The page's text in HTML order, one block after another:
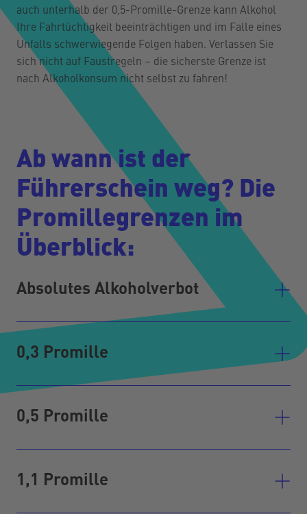
auch unterhalb der 0,5-Promille-Grenze kann Alkohol
Ihre Fahrtüchtigkeit beeinträchtigen und im Falle eines
Unfalls schwerwiegende Folgen haben. Verlassen Sie
sich nicht auf Faustregeln – die sicherste Grenze ist
nach Alkoholkonsum nicht selbst zu fahren!
Ab wann ist der
Führerschein weg? Die
Promillegrenzen im
Überblick:
Absolutes Alkoholverbot
0,3 Promille
0,5 Promille
1,1 Promille